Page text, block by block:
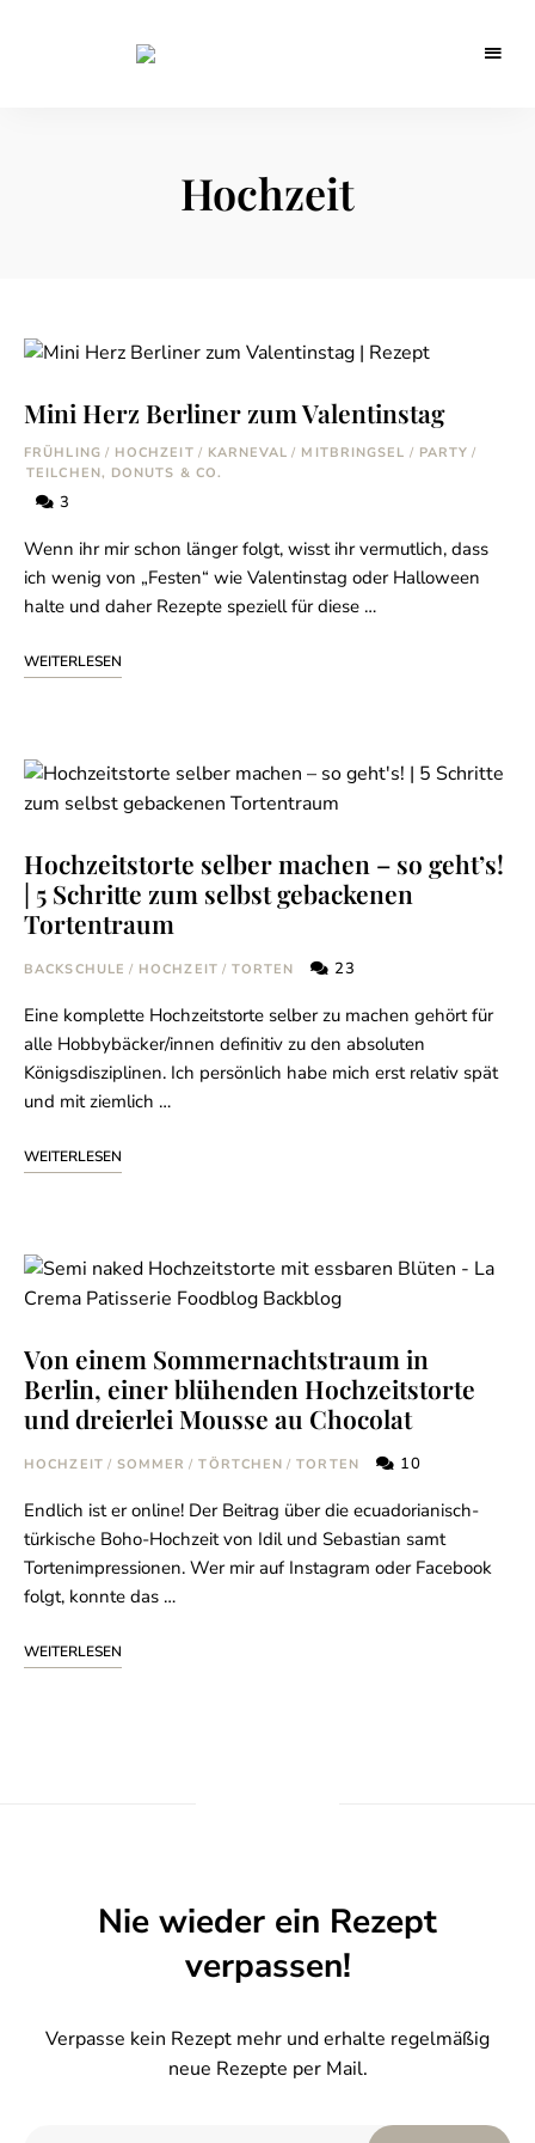
Hochzeit
Mini Herz Berliner zum Valentinstag
FRÜHLING / HOCHZEIT / KARNEVAL / MITBRINGSEL / PARTY /
TEILCHEN, DONUTS & CO.
3
Wenn ihr mir schon länger folgt, wisst ihr vermutlich, dass
ich wenig von „Festen“ wie Valentinstag oder Halloween
halte und daher Rezepte speziell für diese …
WEITERLESEN
Hochzeitstorte selber machen – so geht’s!
| 5 Schritte zum selbst gebackenen
Tortentraum
BACKSCHULE / HOCHZEIT / TORTEN 23
Eine komplette Hochzeitstorte selber zu machen gehört für
alle Hobbybäcker/innen definitiv zu den absoluten
Königsdisziplinen. Ich persönlich habe mich erst relativ spät
und mit ziemlich …
WEITERLESEN
Von einem Sommernachtstraum in
Berlin, einer blühenden Hochzeitstorte
und dreierlei Mousse au Chocolat
HOCHZEIT / SOMMER / TÖRTCHEN / TORTEN 10
Endlich ist er online! Der Beitrag über die ecuadorianisch-
türkische Boho-Hochzeit von Idil und Sebastian samt
Tortenimpressionen. Wer mir auf Instagram oder Facebook
folgt, konnte das …
WEITERLESEN
Nie wieder ein Rezept
verpassen!
Verpasse kein Rezept mehr und erhalte regelmäßig
neue Rezepte per Mail.